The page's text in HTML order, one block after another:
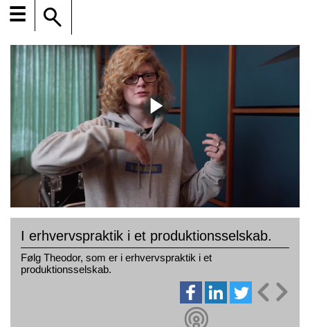
☰
I erhvervspraktik i et produktionsselskab.
Følg Theodor, som er i erhvervspraktik i et
produktionsselskab.